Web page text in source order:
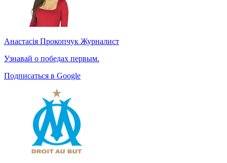
Анастасія Прокопчук Журналист
Узнавай о победах первым.
Подписаться в Google